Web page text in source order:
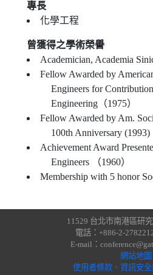
專長
化學工程
曾獲得之學術榮譽
Academician, Academia
Fellow Awarded by
Engineers for
Engineering（1975）
Fellow Awarded by Am.
100th Anniversary (1993)
Achievement Award
Engineers （1960）
Membership with 5 honor
11529 台北市南港區研
電話：+886-2-
E-mail：
網站地圖
使用者條款、資訊安